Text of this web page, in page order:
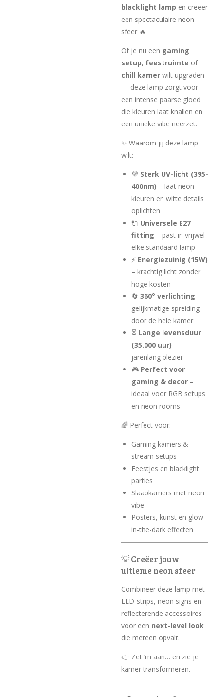
blacklight lamp en creëer
een spectaculaire neon
sfeer 🔥
Of je nu een gaming
setup, feestruimte of
chill kamer wilt upgraden
— deze lamp zorgt voor
een intense paarse gloed
die kleuren laat knallen en
een unieke vibe neerzet.
✨ Waarom jij deze lamp
wilt:
💜 Sterk UV-licht (395-
400nm) – laat neon
kleuren en witte details
oplichten
🔌 Universele E27
fitting – past in vrijwel
elke standaard lamp
⚡ Energiezuinig (15W)
– krachtig licht zonder
hoge kosten
🔄 360° verlichting –
gelijkmatige spreiding
door de hele kamer
⏳ Lange levensduur
(35.000 uur) –
jarenlang plezier
🎮 Perfect voor
gaming & decor –
ideaal voor RGB setups
en neon rooms
🌈 Perfect voor:
Gaming kamers &
stream setups
Feestjes en blacklight
parties
Slaapkamers met neon
vibe
Posters, kunst en glow-
in-the-dark effecten
💡 Creëer jouw
ultieme neon sfeer
Combineer deze lamp met
LED-strips, neon signs en
reflecterende accessoires
voor een next-level look
die meteen opvalt.
👉 Zet ‘m aan… en zie je
kamer transformeren.